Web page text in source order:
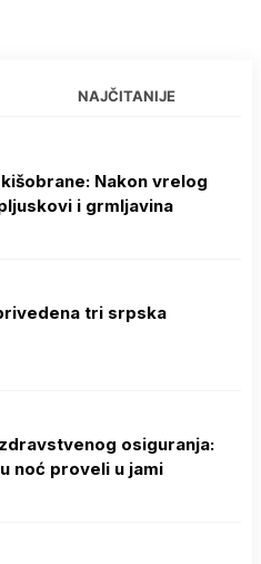
NAJČITANIJE
Nakon vrelog
i grmljavina
tri srpska
osiguranja:
noć proveli u jami